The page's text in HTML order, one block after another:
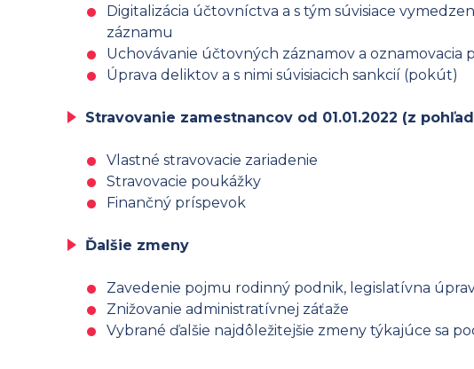
Digitalizácia účtovníctva a s tým súvisiace
záznamu
Uchovávanie účtovných záznamov a oznamovacia
Úprava deliktov a s nimi súvisiacich sankcií (pokút)
Stravovanie zamestnancov od 01.01.2022 (z
Vlastné stravovacie zariadenie
Stravovacie poukážky
Finančný príspevok
Ďalšie zmeny
Zavedenie pojmu rodinný podnik, legislatívna
Znižovanie administratívnej záťaže
Vybrané ďalšie najdôležitejšie zmeny týkajúce sa